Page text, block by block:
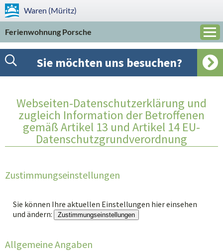
Waren (Müritz)
Ferienwohnung Porsche
Sie möchten uns besuchen?
Webseiten-Datenschutzerklärung und
zugleich Information der Betroffenen
gemäß Artikel 13 und Artikel 14 EU-
Datenschutzgrundverordnung
Zustimmungseinstellungen
Sie können Ihre aktuellen Einstellungen hier einsehen
und ändern:
Zustimmungseinstellungen
Allgemeine Angaben